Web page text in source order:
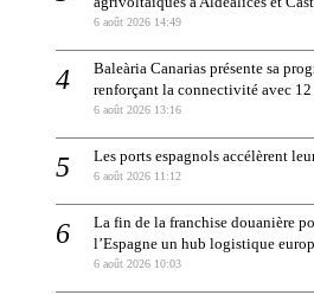
6 août 2026 14:49
Baleària Canarias présente sa
renforçant la connectivité avec 12
6 août 2026 13:16
Les ports espagnols accélèrent
6 août 2026 11:12
La fin de la franchise douanière
l’Espagne un hub logistique
6 août 2026 10:03